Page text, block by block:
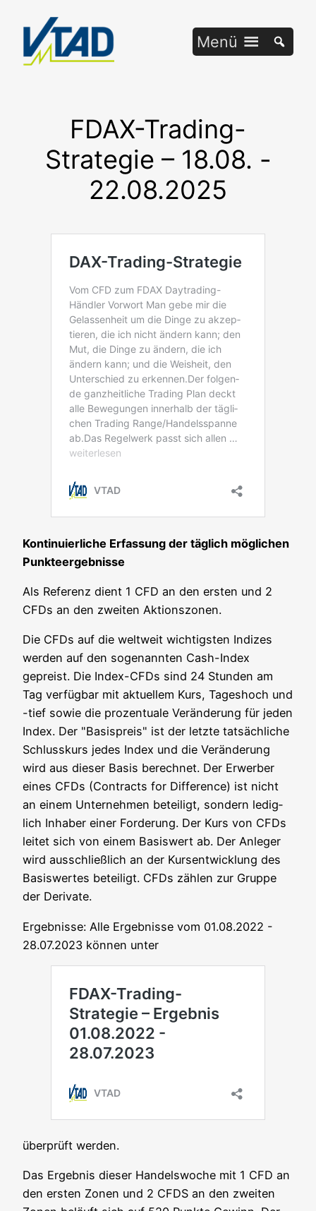
springen
Menü
FDAX-Trading-
Strategie – 18.08. -
22.08.2025
Kon­ti­nu­ier­li­che Erfas­sung der täg­lich mög­li­chen
Punkteergebnisse
Als Refe­renz dient 1 CFD an den ers­ten und 2
CFDs an den zwei­ten Aktionszonen.
Die CFDs auf die welt­weit wich­tigs­ten Indi­zes
wer­den auf den soge­nann­ten Cash-Index
gepreist. Die Index-CFDs sind 24 Stun­den am
Tag ver­füg­bar mit aktu­el­lem Kurs, Tages­hoch und
-tief sowie die pro­zen­tua­le Ver­än­de­rung für jeden
Index. Der "Basis­preis" ist der letz­te tat­säch­li­che
Schluss­kurs jedes Index und die Ver­än­de­rung
wird aus die­ser Basis berech­net. Der Erwer­ber
eines CFDs (Con­tracts for Dif­fe­rence) ist nicht
an einem Unter­neh­men betei­ligt, son­dern ledig­
lich Inha­ber einer For­de­rung. Der Kurs von CFDs
lei­tet sich von einem Basis­wert ab. Der Anle­ger
wird aus­schließ­lich an der Kurs­ent­wick­lung des
Basis­wer­tes betei­ligt. CFDs zäh­len zur Grup­pe
der Derivate.
Ergeb­nis­se: Alle Ergeb­nis­se vom 01.08.2022 -
28.07.2023 kön­nen unter
über­prüft werden.
Das Ergeb­nis die­ser Han­dels­wo­che mit 1 CFD an
den ers­ten Zonen und 2 CFDS an den zwei­ten